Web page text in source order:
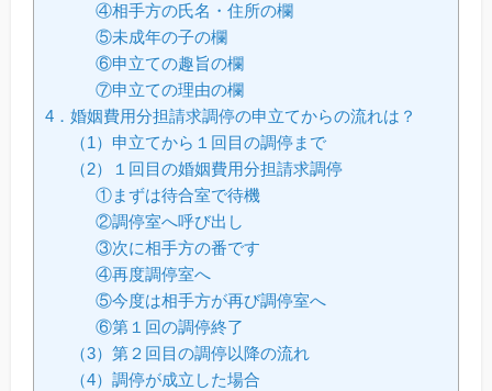
④相手方の氏名・住所の欄
⑤未成年の子の欄
⑥申立ての趣旨の欄
⑦申立ての理由の欄
4．婚姻費用分担請求調停の申立てからの流れは？
（1）申立てから１回目の調停まで
（2）１回目の婚姻費用分担請求調停
①まずは待合室で待機
②調停室へ呼び出し
③次に相手方の番です
④再度調停室へ
⑤今度は相手方が再び調停室へ
⑥第１回の調停終了
（3）第２回目の調停以降の流れ
（4）調停が成立した場合